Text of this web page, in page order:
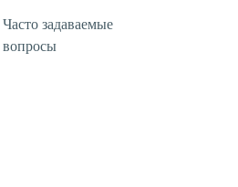
Часто задаваемые
вопросы